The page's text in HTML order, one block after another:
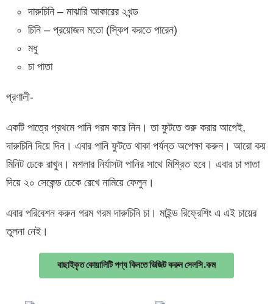
দারুচিনি – মাঝারি আকারের ২খন্ড
চিনি – প্রয়োজন মতো (স্কিপ করতে পারেন)
মধু
চা পাতা
প্রণালী-
একটি পাত্রে প্রথমে পানি গরম করে নিন। তা ফুটতে শুরু করার আগেই,
দারুচিনি দিয়ে দিন। এবার পানি ফুটতে থাকা পর্যন্ত অপেক্ষা করুন। আরো কয়
মিনিট ঢেকে রাখুন। মশলার নির্যাসটা পানির সাথে মিশ্রিত হবে। এবার চা পাতা
দিয়ে ২০ সেকেন্ড ঢেকে রেখে নামিয়ে ফেলুন।
এবার পরিবেশন করুন গরম গরম দারুচিনি চা। মাইন্ড রিফ্রেশিং এ এই চায়ের
তুলনা নেই।
বাছাইকৃত কোয়ালিটি পণ্য কিনতে ভিজিট করুন সেলসি.কম